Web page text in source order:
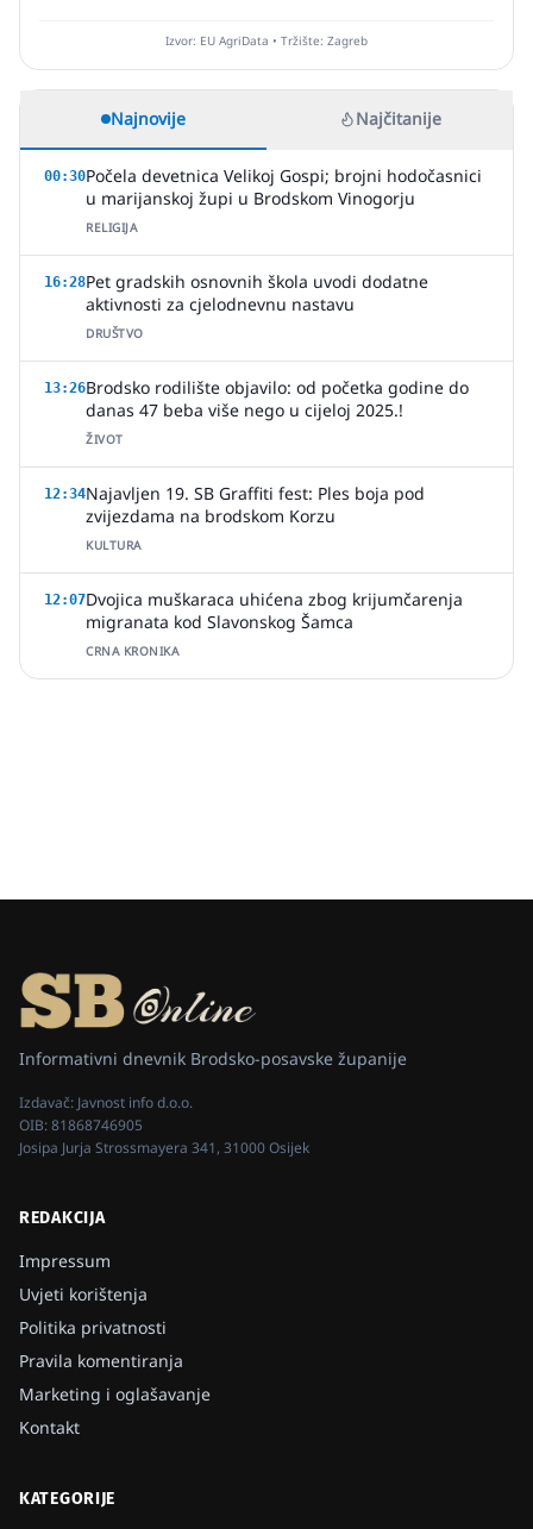
Izvor: EU AgriData • Tržište: Zagreb
Najnovije Najčitanije
00:30Počela devetnica Velikoj Gospi; brojni hodočasnici
u marijanskoj župi u Brodskom Vinogorju
RELIGIJA
16:28Pet gradskih osnovnih škola uvodi dodatne
aktivnosti za cjelodnevnu nastavu
DRUŠTVO
13:26Brodsko rodilište objavilo: od početka godine do
danas 47 beba više nego u cijeloj 2025.!
ŽIVOT
12:34Najavljen 19. SB Graffiti fest: Ples boja pod
zvijezdama na brodskom Korzu
KULTURA
12:07Dvojica muškaraca uhićena zbog krijumčarenja
migranata kod Slavonskog Šamca
CRNA KRONIKA
Informativni dnevnik Brodsko-posavske županije
Izdavač: Javnost info d.o.o.
OIB:81868746905
Josipa Jurja Strossmayera 341, 31000 Osijek
REDAKCIJA
Impressum
Uvjeti korištenja
Politika privatnosti
Pravila komentiranja
Marketing i oglašavanje
Kontakt
KATEGORIJE